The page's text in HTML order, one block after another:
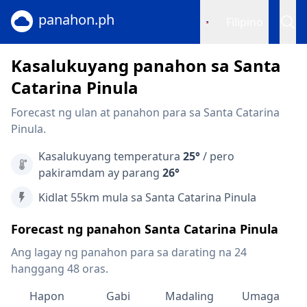
panahon.ph
Kasalukuyang panahon sa Santa
Catarina Pinula
Forecast ng ulan at panahon para sa Santa Catarina
Pinula.
Kasalukuyang temperatura 25°/ pero
pakiramdam ay parang 26°
Kidlat 55km mula sa Santa Catarina Pinula
Forecast ng panahon Santa Catarina Pinula
Ang lagay ng panahon para sa darating na 24
hanggang 48 oras.
Hapon
Gabi
Madaling
Umaga